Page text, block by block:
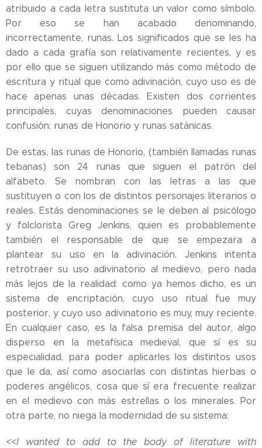
atribuido a cada letra sustituta un valor como símbolo.
Por eso se han acabado denominando,
incorrectamente, runas. Los significados que se les ha
dado a cada grafía son relativamente recientes, y es
por ello que se siguen utilizando más como método de
escritura y ritual que como adivinación, cuyo uso es de
hace apenas unas décadas. Existen dos corrientes
principales, cuyas denominaciones pueden causar
confusión: runas de Honorio y runas satánicas.
De estas, las runas de Honorio, (también llamadas runas
tebanas) son 24 runas que siguen el patrón del
alfabeto. Se nombran con las letras a las que
sustituyen o con los de distintos personajes literarios o
reales. Estás denominaciones se le deben al psicólogo
y folclorista Greg Jenkins, quien es probablemente
también el responsable de que se empezara a
plantear su uso en la adivinación. Jenkins intenta
retrotraer su uso adivinatorio al medievo, pero nada
más lejos de la realidad: como ya hemos dicho, es un
sistema de encriptación, cuyo uso ritual fue muy
posterior, y cuyo uso adivinatorio es muy, muy reciente.
En cualquier caso, es la falsa premisa del autor, algo
disperso en la metafísica medieval, que sí es su
especialidad, para poder aplicarles los distintos usos
que le da, así como asociarlas con distintas hierbas o
poderes angélicos, cosa que sí era frecuente realizar
en el medievo con más estrellas o los minerales. Por
otra parte, no niega la modernidad de su sistema:
<<I wanted to add to the body of literature with